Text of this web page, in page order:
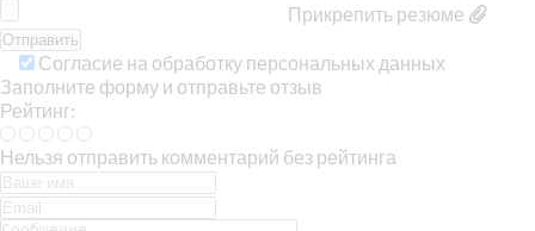
Прикрепить резюме
Согласие на обработку персональных данных
Заполните форму и отправьте отзыв
Рейтинг:
Нельзя отправить комментарий без рейтинга